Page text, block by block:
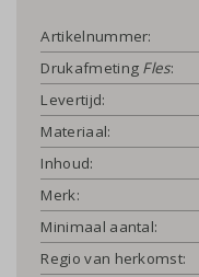
Artikelnummer:
Drukafmeting Fles:
Levertijd:
Materiaal:
Inhoud:
Merk:
Minimaal aantal:
Regio van herkomst: